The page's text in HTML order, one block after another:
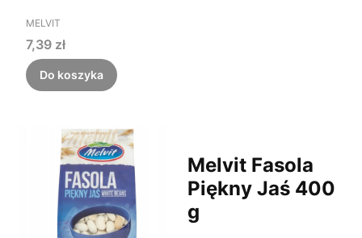
PRODUCENT
MELVIT
Cena
7,39 zł
Do koszyka
Melvit Fasola
Piękny Jaś 400
g